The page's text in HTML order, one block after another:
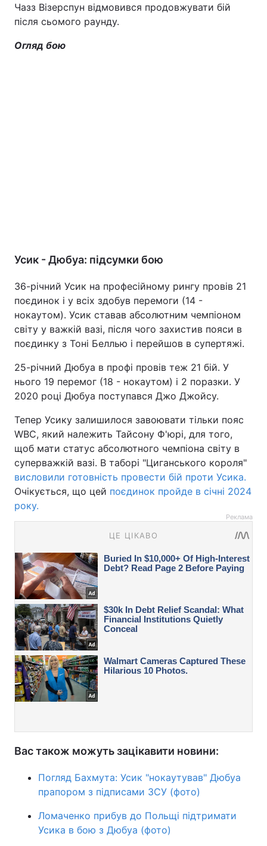
Чазз Візерспун відмовився продовжувати бій
після сьомого раунду.
Огляд бою
Усик - Дюбуа: підсумки бою
36-річний Усик на професійному рингу провів 21
поєдинок і у всіх здобув перемоги (14 -
нокаутом). Усик ставав абсолютним чемпіоном
світу у важкій вазі, після чого захистив пояси в
поєдинку з Тоні Беллью і перейшов в супертяжі.
25-річний Дюбуа в профі провів теж 21 бій. У
нього 19 перемог (18 - нокаутом) і 2 поразки. У
2020 році Дюбуа поступався Джо Джойсу.
Тепер Усику залишилося завоювати тільки пояс
WBC, який належить Тайсону Ф'юрі, для того,
щоб мати статус абсолютного чемпіона світу в
суперважкій вазі. В таборі "Циганського короля"
висловили готовність провести бій проти Усика.
Очікується, що цей поєдинок пройде в січні 2024
року.
Реклама
Вас також можуть зацікавити новини:
Погляд Бахмута: Усик "нокаутував" Дюбуа
прапором з підписами ЗСУ (фото)
Ломаченко прибув до Польщі підтримати
Усика в бою з Дюбуа (фото)